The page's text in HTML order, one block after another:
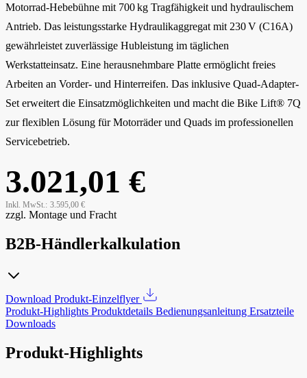
Motorrad-Hebebühne mit 700 kg Tragfähigkeit und hydraulischem
Antrieb. Das leistungsstarke Hydraulikaggregat mit 230 V (C16A)
gewährleistet zuverlässige Hubleistung im täglichen
Werkstatteinsatz. Eine herausnehmbare Platte ermöglicht freies
Arbeiten an Vorder- und Hinterreifen. Das inklusive Quad-Adapter-
Set erweitert die Einsatzmöglichkeiten und macht die Bike Lift® 7Q
zur flexiblen Lösung für Motorräder und Quads im professionellen
Servicebetrieb.
3.021,01 €
Inkl. MwSt.: 3.595,00 €
zzgl. Montage und Fracht
B2B-Händlerkalkulation
Download Produkt-Einzelflyer
Produkt-Highlights Produktdetails Bedienungsanleitung Ersatzteile
Downloads
Produkt-Highlights